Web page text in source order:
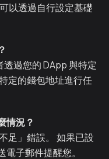
以透過自行設定基礎
過您的 DApp 與特定
定的錢包地址進行任
情況？
足」錯誤。 如果已設
子郵件提醒您。